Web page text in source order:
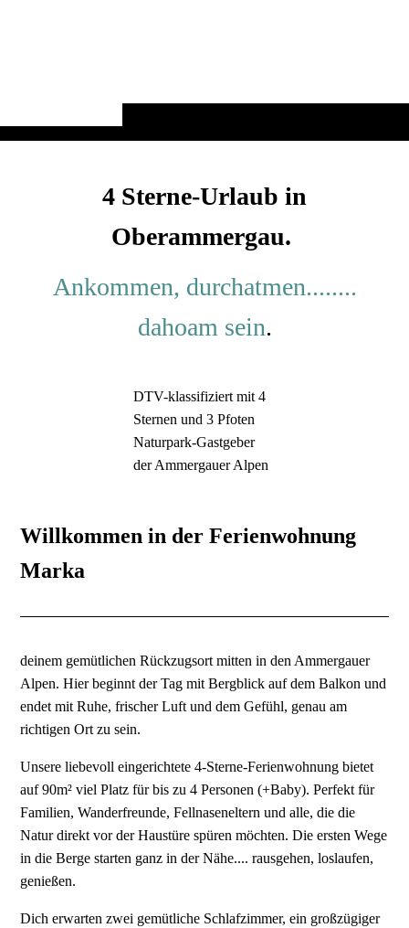
4 Sterne-Urlaub in
Oberammergau.
Ankommen, durchatmen........
dahoam sein.
DTV-klassifiziert mit 4
Sternen und 3 Pfoten
Naturpark-Gastgeber
der Ammergauer Alpen
Willkommen in der Ferienwohnung
Marka
deinem gemütlichen Rückzugsort mitten in den Ammergauer
Alpen. Hier beginnt der Tag mit Bergblick auf dem Balkon und
endet mit Ruhe, frischer Luft und dem Gefühl, genau am
richtigen Ort zu sein.
Unsere liebevoll eingerichtete 4-Sterne-Ferienwohnung bietet
auf 90m² viel Platz für bis zu 4 Personen (+Baby). Perfekt für
Familien, Wanderfreunde, Fellnaseneltern und alle, die die
Natur direkt vor der Haustüre spüren möchten. Die ersten Wege
in die Berge starten ganz in der Nähe.... rausgehen, loslaufen,
genießen.
Dich erwarten zwei gemütliche Schlafzimmer, ein großzügiger